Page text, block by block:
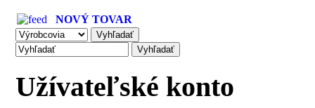
NOVÝ TOVAR
Užívateľské konto